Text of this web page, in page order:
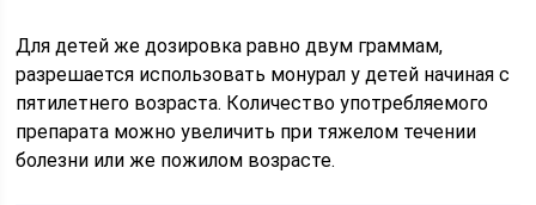
Для детей же дозировка равно двум граммам,
разрешается использовать монурал у детей начиная с
пятилетнего возраста. Количество употребляемого
препарата можно увеличить при тяжелом течении
болезни или же пожилом возрасте.